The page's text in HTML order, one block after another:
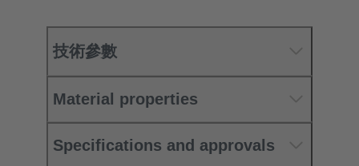
技術參數
Material properties
Specifications and approvals